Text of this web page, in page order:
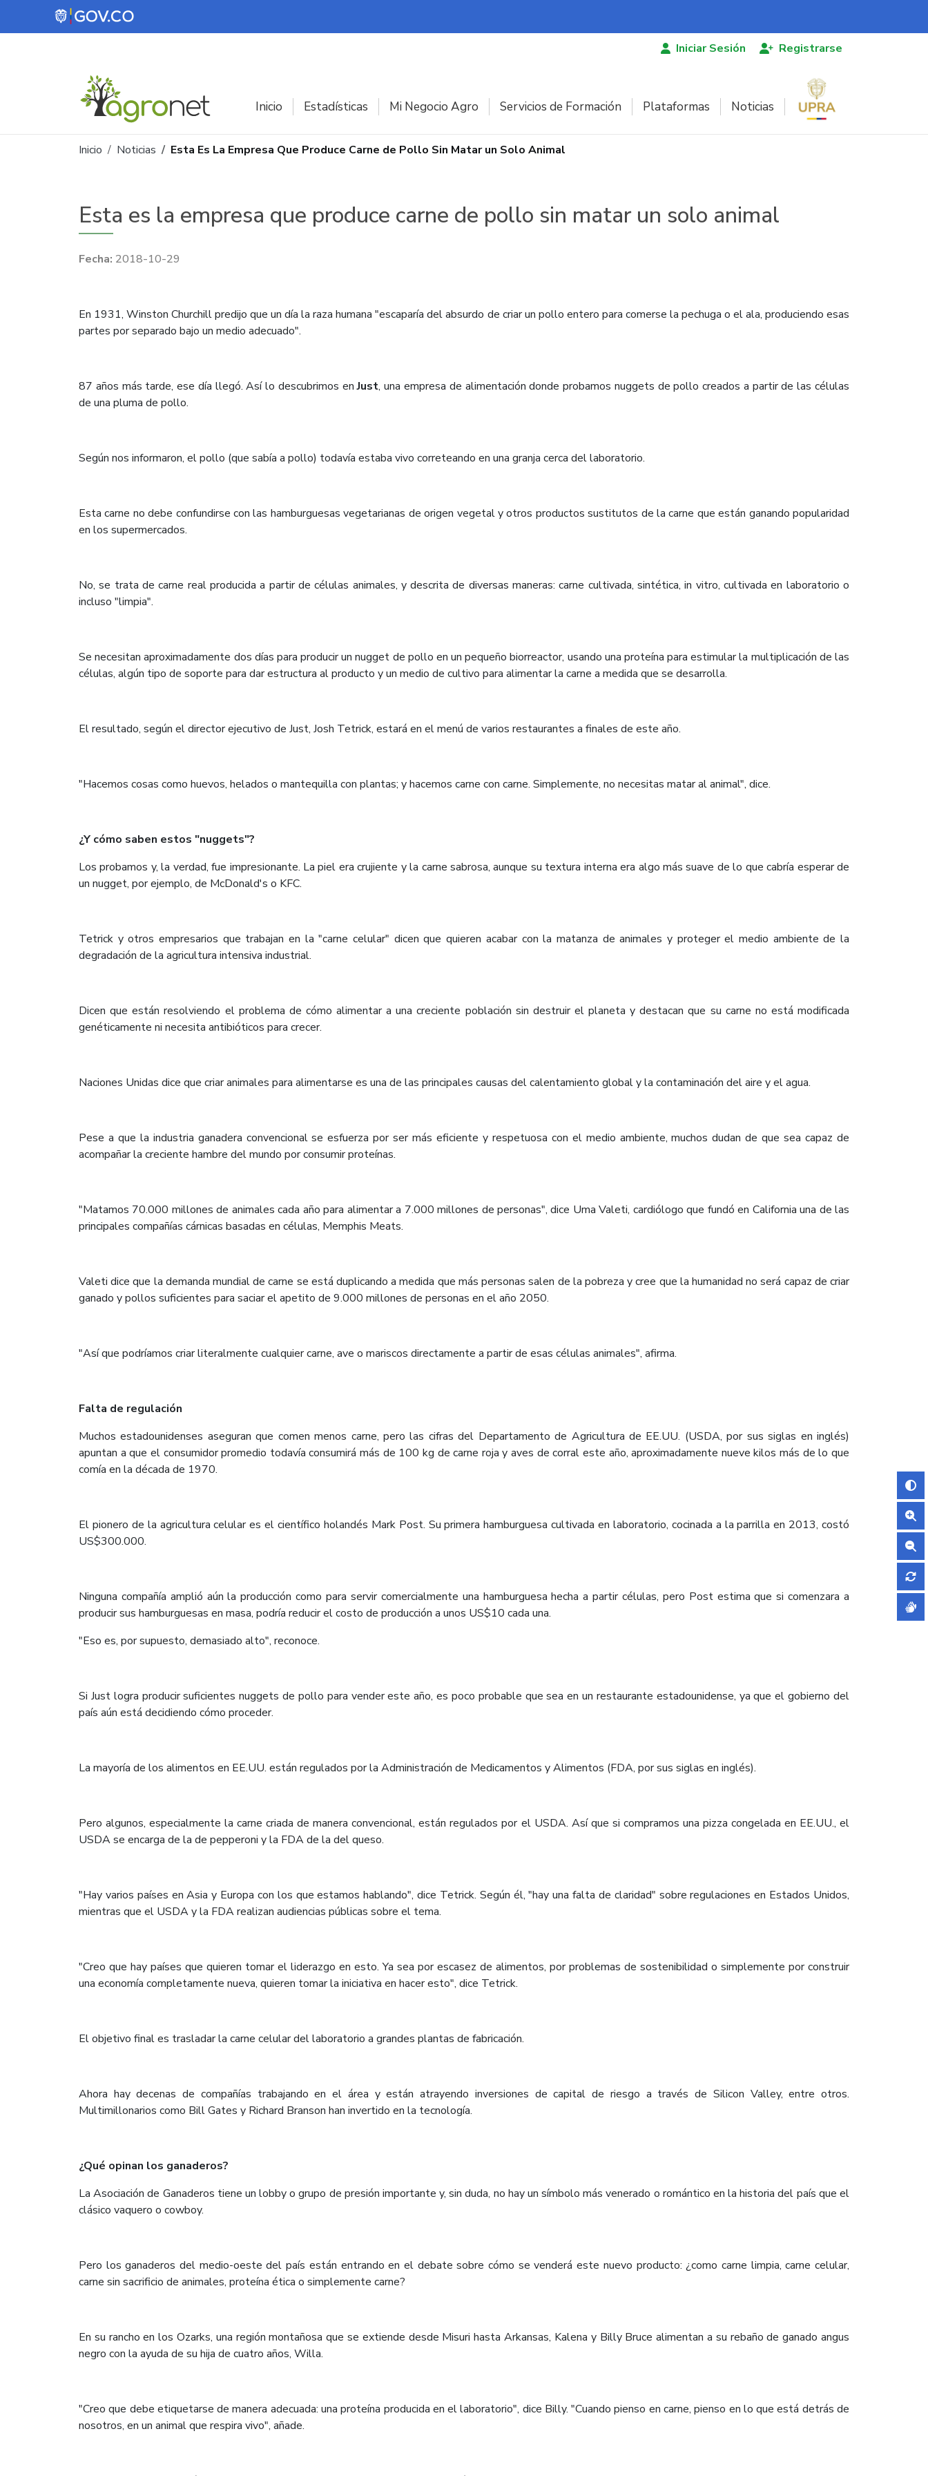
Pasar al contenido principal
Iniciar Sesión Registrarse
Inicio Estadísticas Mi Negocio Agro Servicios de Formación Plataformas Noticias
Ruta de navegación
Inicio Noticias Esta Es La Empresa Que Produce Carne de Pollo Sin Matar un Solo Animal
Esta es la empresa que produce carne de pollo sin matar un solo animal
2018-10-29
En 1931, Winston Churchill predijo que un día la raza humana "escaparía del absurdo de criar un pollo entero para comerse la pechuga o el ala, produciendo esas
partes por separado bajo un medio adecuado".
87 años más tarde, ese día llegó. Así lo descubrimos enJust, una empresa de alimentación donde probamos nuggets de pollo creados a partir de las células
de una pluma de pollo.
Según nos informaron, el pollo (que sabía a pollo) todavía estaba vivo correteando en una granja cerca del laboratorio.
Esta carne no debe confundirse con las hamburguesas vegetarianas de origen vegetal y otros productos sustitutos de la carne que están ganando popularidad
en los supermercados.
No, se trata de carne real producida a partir de células animales, y descrita de diversas maneras: carne cultivada, sintética, in vitro, cultivada en laboratorio o
incluso "limpia".
Se necesitan aproximadamente dos días para producir un nugget de pollo en un pequeño biorreactor, usando una proteína para estimular la multiplicación de las
células, algún tipo de soporte para dar estructura al producto y un medio de cultivo para alimentar la carne a medida que se desarrolla.
El resultado, según el director ejecutivo de Just, Josh Tetrick, estará en el menú de varios restaurantes a finales de este año.
"Hacemos cosas como huevos, helados o mantequilla con plantas; y hacemos carne con carne. Simplemente, no necesitas matar al animal", dice.
¿Y cómo saben estos "nuggets"?
Los probamos y, la verdad, fue impresionante. La piel era crujiente y la carne sabrosa, aunque su textura interna era algo más suave de lo que cabría esperar de
un nugget, por ejemplo, de McDonald's o KFC.
Tetrick y otros empresarios que trabajan en la "carne celular" dicen que quieren acabar con la matanza de animales y proteger el medio ambiente de la
degradación de la agricultura intensiva industrial.
Dicen que están resolviendo el problema de cómo alimentar a una creciente población sin destruir el planeta y destacan que su carne no está modificada
genéticamente ni necesita antibióticos para crecer.
Naciones Unidas dice que criar animales para alimentarse es una de las principales causas del calentamiento global y la contaminación del aire y el agua.
Pese a que la industria ganadera convencional se esfuerza por ser más eficiente y respetuosa con el medio ambiente, muchos dudan de que sea capaz de
acompañar la creciente hambre del mundo por consumir proteínas.
"Matamos 70.000 millones de animales cada año para alimentar a 7.000 millones de personas", dice Uma Valeti, cardiólogo que fundó en California una de las
principales compañías cárnicas basadas en células, Memphis Meats.
Valeti dice que la demanda mundial de carne se está duplicando a medida que más personas salen de la pobreza y cree que la humanidad no será capaz de criar
ganado y pollos suficientes para saciar el apetito de 9.000 millones de personas en el año 2050.
"Así que podríamos criar literalmente cualquier carne, ave o mariscos directamente a partir de esas células animales", afirma.
Falta de regulación
Muchos estadounidenses aseguran que comen menos carne, pero las cifras del Departamento de Agricultura de EE.UU. (USDA, por sus siglas en inglés)
apuntan a que el consumidor promedio todavía consumirá más de 100 kg de carne roja y aves de corral este año, aproximadamente nueve kilos más de lo que
comía en la década de 1970.
El pionero de la agricultura celular es el científico holandés Mark Post. Su primera hamburguesa cultivada en laboratorio, cocinada a la parrilla en 2013, costó
US$300.000.
Ninguna compañía amplió aún la producción como para servir comercialmente una hamburguesa hecha a partir células, pero Post estima que si comenzara a
producir sus hamburguesas en masa, podría reducir el costo de producción a unos US$10 cada una.
​"Eso es, por supuesto, demasiado alto", reconoce.
Si Just logra producir suficientes nuggets de pollo para vender este año, es poco probable que sea en un restaurante estadounidense, ya que el gobierno del
país aún está decidiendo cómo proceder.
La mayoría de los alimentos en EE.UU. están regulados por la Administración de Medicamentos y Alimentos (FDA, por sus siglas en inglés).
Pero algunos, especialmente la carne criada de manera convencional, están regulados por el USDA. Así que si compramos una pizza congelada en EE.UU., el
USDA se encarga de la de pepperoni y la FDA de la del queso.
"Hay varios países en Asia y Europa con los que estamos hablando", dice Tetrick. Según él, "hay una falta de claridad" sobre regulaciones en Estados Unidos,
mientras que el USDA y la FDA realizan audiencias públicas sobre el tema.
"Creo que hay países que quieren tomar el liderazgo en esto. Ya sea por escasez de alimentos, por problemas de sostenibilidad o simplemente por construir
una economía completamente nueva, quieren tomar la iniciativa en hacer esto", dice Tetrick.
El objetivo final es trasladar la carne celular del laboratorio a grandes plantas de fabricación.
Ahora hay decenas de compañías trabajando en el área y están atrayendo inversiones de capital de riesgo a través de Silicon Valley, entre otros.
Multimillonarios como Bill Gates y Richard Branson han invertido en la tecnología.
¿Qué opinan los ganaderos?
La Asociación de Ganaderos tiene un lobby o grupo de presión importante y, sin duda, no hay un símbolo más venerado o romántico en la historia del país que el
clásico vaquero o cowboy.
Pero los ganaderos del medio-oeste del país están entrando en el debate sobre cómo se venderá este nuevo producto: ¿como carne limpia, carne celular,
carne sin sacrificio de animales, proteína ética o simplemente carne?
En su rancho en los Ozarks, una región montañosa que se extiende desde Misuri hasta Arkansas, Kalena y Billy Bruce alimentan a su rebaño de ganado angus
negro con la ayuda de su hija de cuatro años, Willa.
"Creo que debe etiquetarse de manera adecuada: una proteína producida en el laboratorio", dice Billy. "Cuando pienso en carne, pienso en lo que está detrás de
nosotros, en un animal que respira vivo", añade.